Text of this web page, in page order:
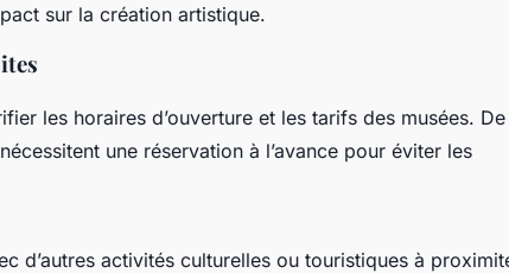
sur la création artistique.
les horaires d’ouverture et les tarifs des musées. De
une réservation à l’avance pour éviter les
d’autres activités culturelles ou touristiques à